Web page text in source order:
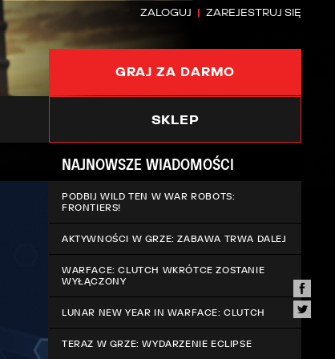
ZALOGUJ ZAREJESTRUJ SIĘ
GRAJ ZA DARMO
SKLEP
NAJNOWSZE WIADOMOŚCI
PODBIJ WILD TEN W WAR ROBOTS:
FRONTIERS!
AKTYWNOŚCI W GRZE: ZABAWA TRWA DALEJ
WARFACE: CLUTCH WKRÓTCE ZOSTANIE
WYŁĄCZONY
LUNAR NEW YEAR IN WARFACE: CLUTCH
TERAZ W GRZE: WYDARZENIE ECLIPSE